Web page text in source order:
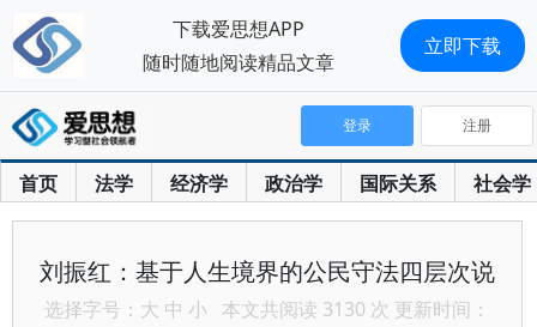
首页 法学 经济学 政治学 国际关系 社会学
登录 注册
刘振红：基于人生境界的公民守法四层次说
选择字号： 大 中 小 本文共阅读 3130 次 更新时间：
下载爱思想APP
随时随地阅读精品文章
立即下载